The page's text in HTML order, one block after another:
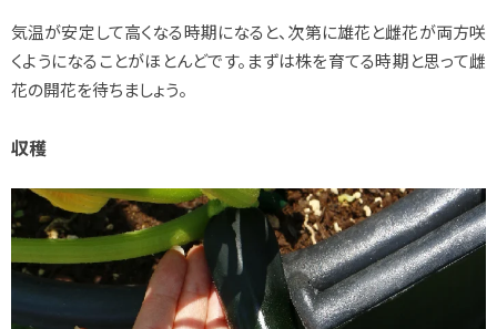
気温が安定して高くなる時期になると、次第に雄花と雌花が両方咲
くようになることがほとんどです。まずは株を育てる時期と思って雌
花の開花を待ちましょう。
収穫